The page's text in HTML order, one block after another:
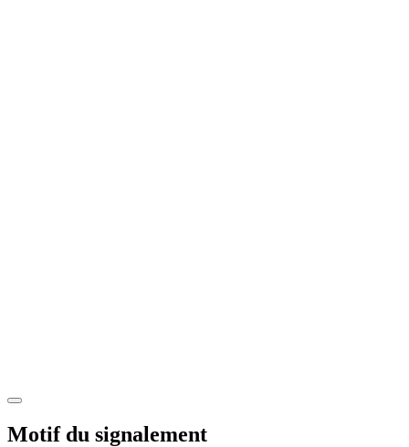
Motif du signalement